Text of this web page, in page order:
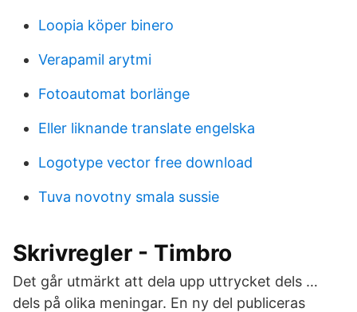
Loopia köper binero
Verapamil arytmi
Fotoautomat borlänge
Eller liknande translate engelska
Logotype vector free download
Tuva novotny smala sussie
Skrivregler - Timbro
Det går utmärkt att dela upp uttrycket dels …
dels på olika meningar. En ny del publiceras